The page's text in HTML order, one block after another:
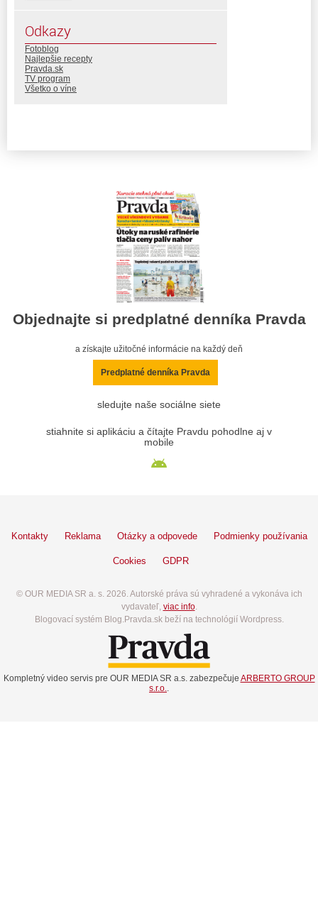
Odkazy
Fotoblog
Najlepšie recepty
Pravda.sk
TV program
Všetko o víne
Objednajte si predplatné denníka Pravda
a získajte užitočné informácie na každý deň
Predplatné denníka Pravda
sledujte naše sociálne siete
stiahnite si aplikáciu a čítajte Pravdu pohodlne aj v
mobile
Kontakty Reklama Otázky a odpovede Podmienky používania
Cookies GDPR
© OUR MEDIA SR a. s. 2026. Autorské práva sú vyhradené a vykonáva ich
vydavateľ, viac info.
Blogovací systém Blog.Pravda.sk beží na technológií Wordpress.
Kompletný video servis pre OUR MEDIA SR a.s. zabezpečuje ARBERTO GROUP
s.r.o..